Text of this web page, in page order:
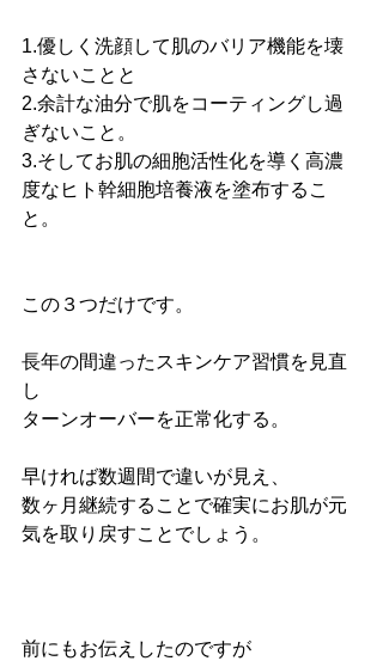
1.優しく洗顔して肌のバリア機能を壊
さないことと
2.余計な油分で肌をコーティングし過
ぎないこと。
3.そしてお肌の細胞活性化を導く高濃
度なヒト幹細胞培養液を塗布するこ
と。
この３つだけです。
長年の間違ったスキンケア習慣を見直
し
ターンオーバーを正常化する。
早ければ数週間で違いが見え、
数ヶ月継続することで確実にお肌が元
気を取り戻すことでしょう。
前にもお伝えしたのですが